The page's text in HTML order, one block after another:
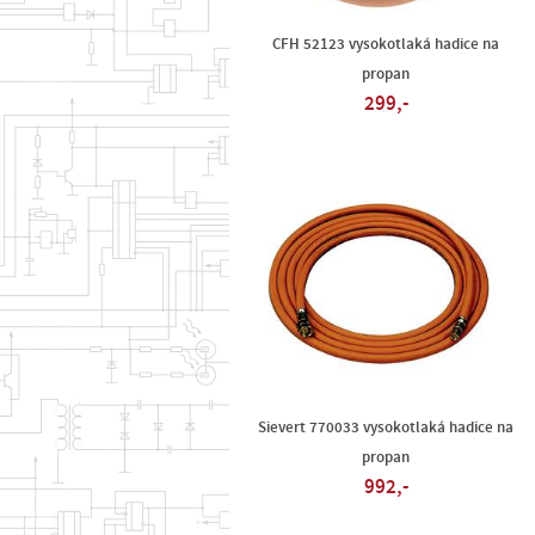
CFH 52123 vysokotlaká hadice na
propan
299,-
Sievert 770033 vysokotlaká hadice na
propan
992,-